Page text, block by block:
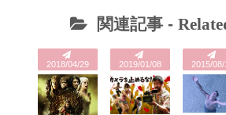
関連記事 -
2018/04/29 2019/01/08 2015/08/